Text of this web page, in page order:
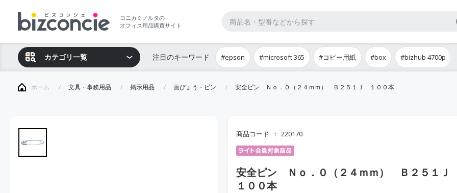
コニカミノルタの
オフィス用品購買サイト
カテゴリ一覧 注目のキーワード #epson #microsoft 365 #コピー用紙 #box #bizhub 4700p
ホーム 文具・事務用品 掲示用品 画びょう・ピン 安全ピン Ｎｏ．０（２４ｍｍ） Ｂ２５１Ｊ １００本
商品コード 220170
安全ピン Ｎｏ．０（２４ｍｍ） Ｂ２５１
１００本